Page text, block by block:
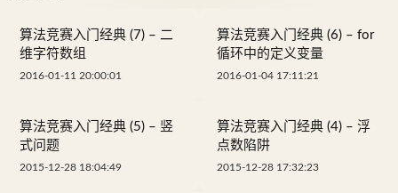
算法竞赛入门经典 (7) – 二
维字符数组
2016-01-11 20:00:01
算法竞赛入门经典 (6) – for
循环中的定义变量
2016-01-04 17:11:21
算法竞赛入门经典 (5) – 竖
式问题
2015-12-28 18:04:49
算法竞赛入门经典 (4) – 浮
点数陷阱
2015-12-28 17:32:23